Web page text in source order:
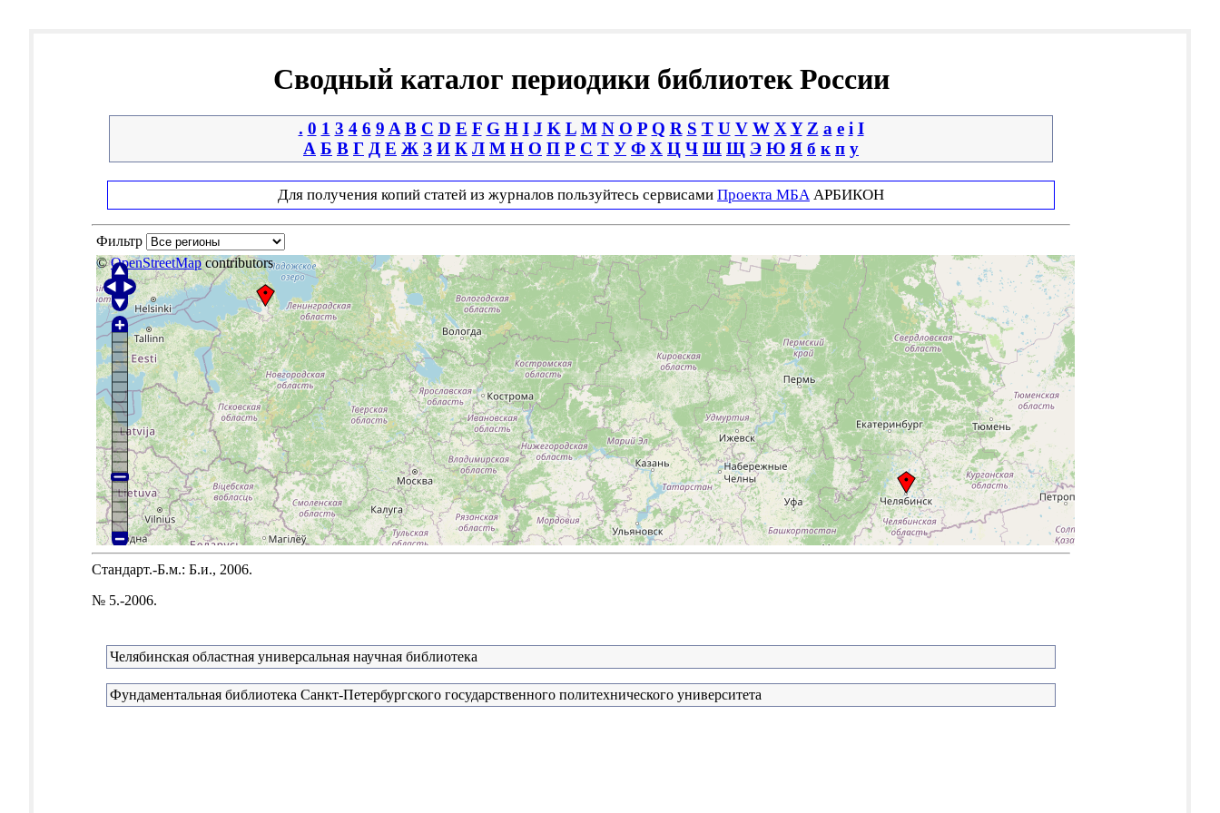
Сводный каталог периодики библиотек России
. 0 1 3 4 6 9 A B C D E F G H I J K L M N O P Q R S T U V W X Y Z a e i І
А Б В Г Д Е Ж З И К Л М Н О П Р С Т У Ф Х Ц Ч Ш Щ Э Ю Я б к п у
Для получения копий статей из журналов пользуйтесь сервисами Проекта МБА АРБИКОН
Фильтр
©OpenStreetMapcontributors
Стандарт.-Б.м.: Б.и., 2006.
№ 5.-2006.
Челябинская областная универсальная научная библиотека
Фундаментальная библиотека Санкт-Петербургского государственного политехнического университета